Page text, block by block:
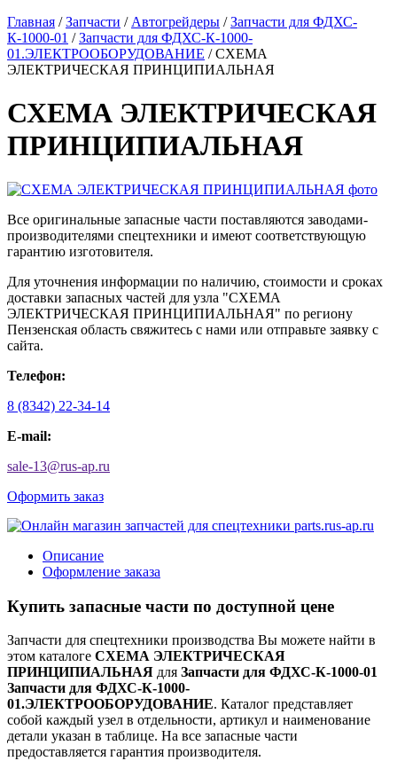
Главная /Запчасти / Автогрейдеры /Запчасти для ФДХС-
К-1000-01 /Запчасти для ФДХС-К-1000-
01.ЭЛЕКТРООБОРУДОВАНИЕ /СХЕМА
ЭЛЕКТРИЧЕСКАЯ ПРИНЦИПИАЛЬНАЯ
СХЕМА ЭЛЕКТРИЧЕСКАЯ
ПРИНЦИПИАЛЬНАЯ
Все оригинальные запасные части поставляются заводами-
производителями спецтехники и имеют соответствующую
гарантию изготовителя.
Для уточнения информации по наличию, стоимости и сроках
доставки запасных частей для узла "СХЕМА
ЭЛЕКТРИЧЕСКАЯ ПРИНЦИПИАЛЬНАЯ" по региону
Пензенская область свяжитесь с нами или отправьте заявку с
сайта.
Телефон:
8 (8342) 22-34-14
E-mail:
sale-13@rus-ap.ru
Оформить заказ
Описание
Оформление заказа
Купить запасные части по доступной цене
Запчасти для спецтехники производства Вы можете найти в
этом каталоге СХЕМА ЭЛЕКТРИЧЕСКАЯ
ПРИНЦИПИАЛЬНАЯ для Запчасти для ФДХС-К-1000-01
Запчасти для ФДХС-К-1000-
01.ЭЛЕКТРООБОРУДОВАНИЕ. Каталог представляет
собой каждый узел в отдельности, артикул и наименование
детали указан в таблице. На все запасные части
предоставляется гарантия производителя.